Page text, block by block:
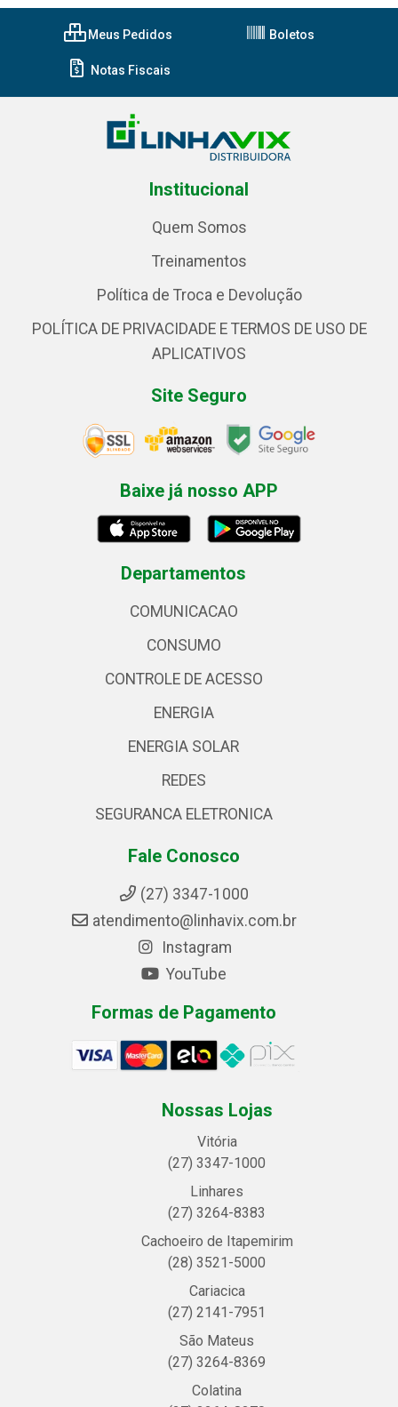
Meus Pedidos Boletos
Notas Fiscais
Institucional
Quem Somos
Treinamentos
Política de Troca e Devolução
POLÍTICA DE PRIVACIDADE E TERMOS DE USO DE
APLICATIVOS
Site Seguro
Baixe já nosso APP
Departamentos
COMUNICACAO
CONSUMO
CONTROLE DE ACESSO
ENERGIA
ENERGIA SOLAR
REDES
SEGURANCA ELETRONICA
Fale Conosco
(27) 3347-1000
atendimento@linhavix.com.br
Instagram
YouTube
Formas de Pagamento
Nossas Lojas
Vitória
(27) 3347-1000
Linhares
(27) 3264-8383
Cachoeiro de Itapemirim
(28) 3521-5000
Cariacica
(27) 2141-7951
São Mateus
(27) 3264-8369
Colatina